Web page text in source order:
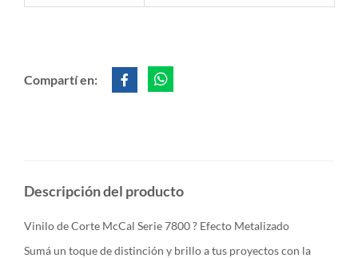
Compartí en:
Descripción del producto
Vinilo de Corte McCal Serie 7800 ? Efecto Metalizado
Sumá un toque de distinción y brillo a tus proyectos con la